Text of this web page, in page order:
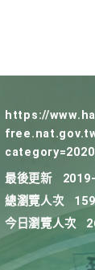
https://
最後更新
總瀏覽人次
今日瀏覽人次